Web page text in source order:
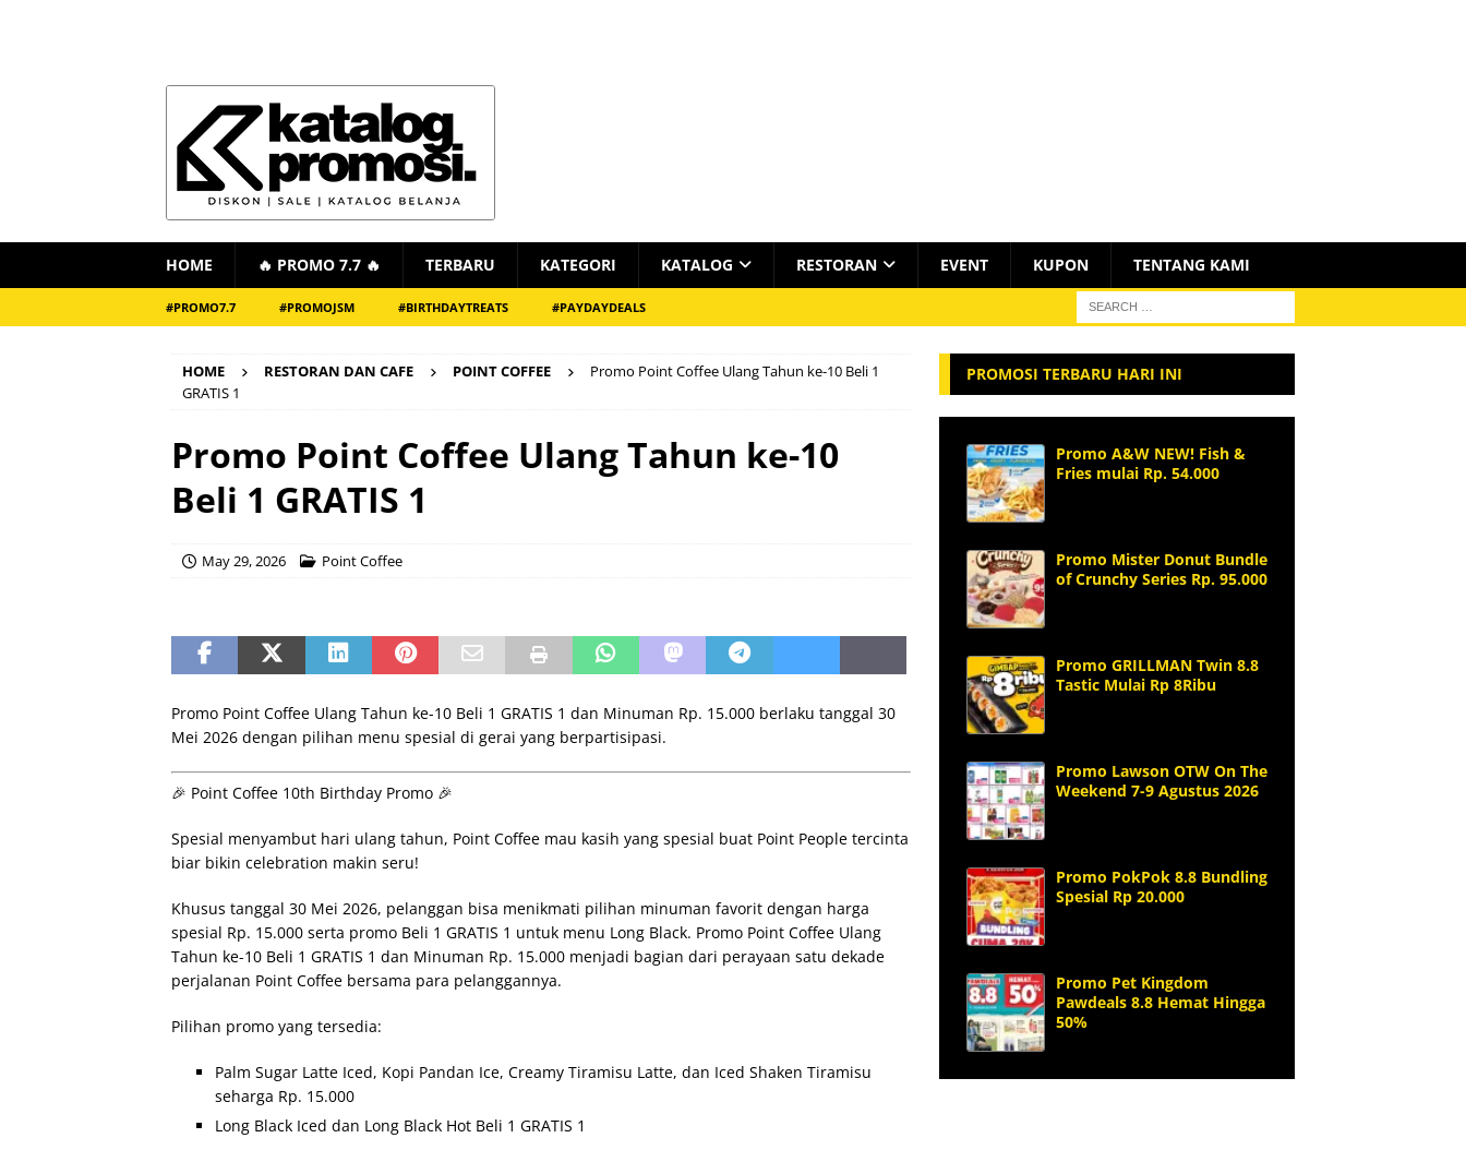
HOME 🔥 PROMO 7.7 🔥 TERBARU KATEGORI KATALOG RESTORAN EVENT KUPON TENTANG KAMI
#PROMO7.7 #PROMOJSM #BIRTHDAYTREATS #PAYDAYDEALS
HOME RESTORAN DAN CAFE POINT COFFEE
Promo Point Coffee Ulang Tahun ke-10 Beli 1
GRATIS 1
Promo Point Coffee Ulang Tahun ke-10
Beli 1 GRATIS 1
May 29, 2026 Point Coffee
Promo Point Coffee Ulang Tahun ke-10 Beli 1 GRATIS 1 dan Minuman Rp. 15.000 berlaku tanggal 30
Mei 2026 dengan pilihan menu spesial di gerai yang berpartisipasi.
🎉 Point Coffee 10th Birthday Promo 🎉
Spesial menyambut hari ulang tahun, Point Coffee mau kasih yang spesial buat Point People tercinta
biar bikin celebration makin seru!
Khusus tanggal 30 Mei 2026, pelanggan bisa menikmati pilihan minuman favorit dengan harga
spesial Rp. 15.000 serta promo Beli 1 GRATIS 1 untuk menu Long Black. Promo Point Coffee Ulang
Tahun ke-10 Beli 1 GRATIS 1 dan Minuman Rp. 15.000 menjadi bagian dari perayaan satu dekade
perjalanan Point Coffee bersama para pelanggannya.
Pilihan promo yang tersedia:
Palm Sugar Latte Iced, Kopi Pandan Ice, Creamy Tiramisu Latte, dan Iced Shaken Tiramisu
seharga Rp. 15.000
Long Black Iced dan Long Black Hot Beli 1 GRATIS 1
PROMOSI TERBARU HARI INI
Promo A&W NEW! Fish &
Fries mulai Rp. 54.000
Promo Mister Donut Bundle
of Crunchy Series Rp. 95.000
Promo GRILLMAN Twin 8.8
Tastic Mulai Rp 8Ribu
Promo Lawson OTW On The
Weekend 7-9 Agustus 2026
Promo PokPok 8.8 Bundling
Spesial Rp 20.000
Promo Pet Kingdom
Pawdeals 8.8 Hemat Hingga
50%